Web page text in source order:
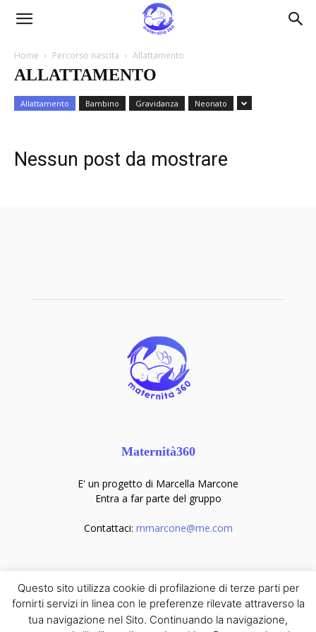
Maternità360
Home Percorso nascita Allattamento
ALLATTAMENTO
Allattamento Bambino Gravidanza Neonato
Nessun post da mostrare
Maternità360
E' un progetto di Marcella Marcone
Entra a far parte del gruppo
Contattaci: mmarcone@me.com
Seguici sui social
Questo sito utilizza cookie di profilazione di terze parti per
fornirti servizi in linea con le preferenze rilevate attraverso la
tua navigazione nel Sito. Continuando la navigazione,